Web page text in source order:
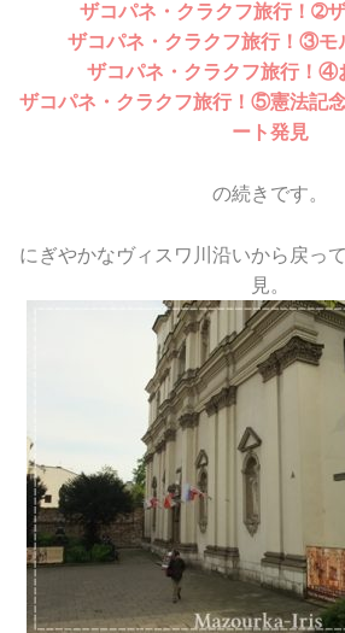
ザコパネ・クラクフ旅行！➁
ザコパネ・クラクフ旅行！③モ
ザコパネ・クラクフ旅行！④
ザコパネ・クラクフ旅行！⑤憲法記
ート発見
の続きです。
にぎやかなヴィスワ川沿いから戻っ
見。